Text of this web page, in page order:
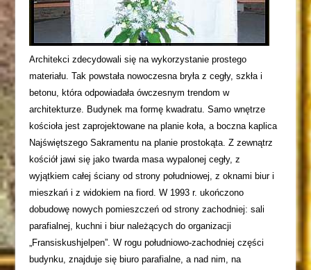
Architekci zdecydowali się na wykorzystanie prostego
materiału. Tak powstała nowoczesna bryła z cegły, szkła i
betonu, która odpowiadała ówczesnym trendom w
architekturze. Budynek ma formę kwadratu. Samo wnętrze
kościoła jest zaprojektowane na planie koła, a boczna kaplica
Najświętszego Sakramentu na planie prostokąta. Z zewnątrz
kościół jawi się jako twarda masa wypalonej cegły, z
wyjątkiem całej ściany od strony południowej, z oknami biur i
mieszkań i z widokiem na fiord. W 1993 r. ukończono
dobudowę nowych pomieszczeń od strony zachodniej: sali
parafialnej, kuchni i biur należących do organizacji
„Fransiskushjelpen”. W rogu południowo-zachodniej części
budynku, znajduje się biuro parafialne, a nad nim, na